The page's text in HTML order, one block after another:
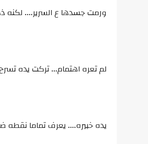
ورمت جسدها ع السرير.... لكنه
لم تعره اهتمام... تركت يده
يده خبيره.... يعرف تماما نقطه